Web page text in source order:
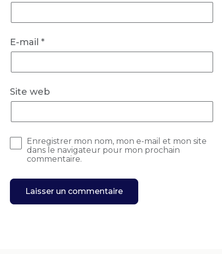
E-mail *
Site web
Enregistrer mon nom, mon e-mail et mon site
dans le navigateur pour mon prochain
commentaire.